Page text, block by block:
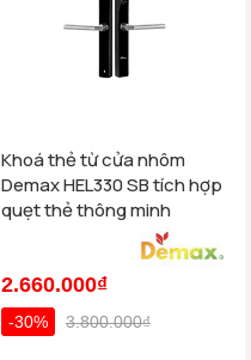
Khoá thẻ từ cửa nhôm
Demax HEL330 SB tích hợp
quẹt thẻ thông minh
2.660.000₫
-30% 3.800.000₫